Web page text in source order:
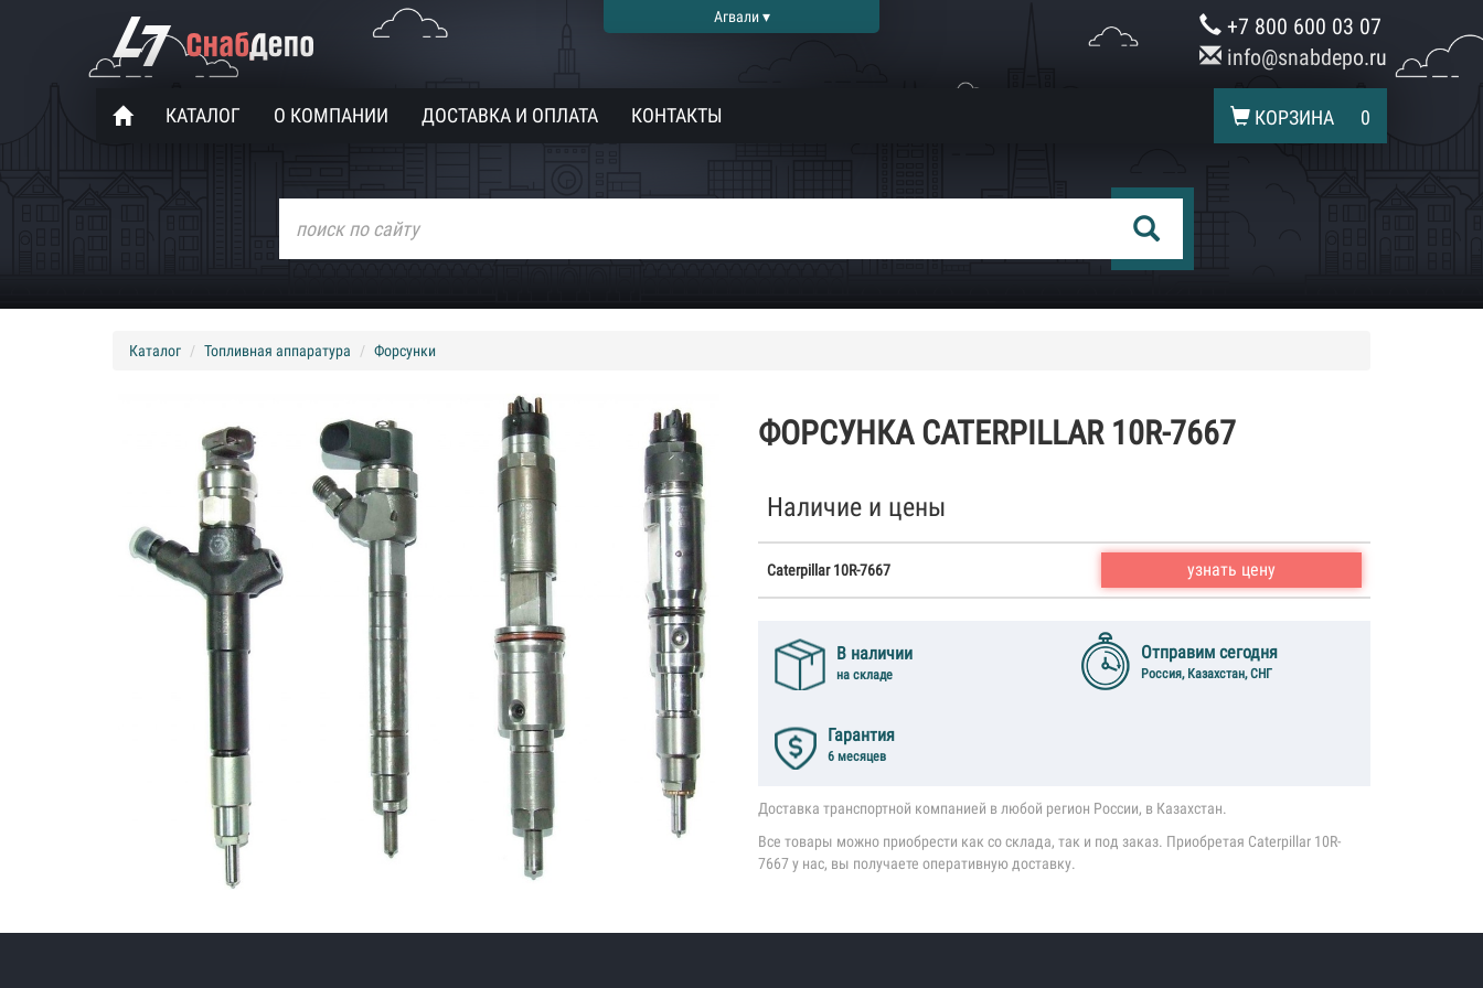
Агвали ▾
+7 800 600 03 07
info@snabdepo.ru
КАТАЛОГ О КОМПАНИИ ДОСТАВКА И ОПЛАТА КОНТАКТЫ КОРЗИНА 0
Каталог Топливная аппаратура Форсунки
ФОРСУНКА CATERPILLAR 10R-7667
Наличие и цены
Caterpillar 10R-7667 узнать цену
В наличии
на складе
Отправим сегодня
Россия, Казахстан, СНГ
Гарантия
6 месяцев
Доставка транспортной компанией в любой регион России, в Казахстан.
Все товары можно приобрести как со склада, так и под заказ. Приобретая Caterpillar 10R-
7667 у нас, вы получаете оперативную доставку.